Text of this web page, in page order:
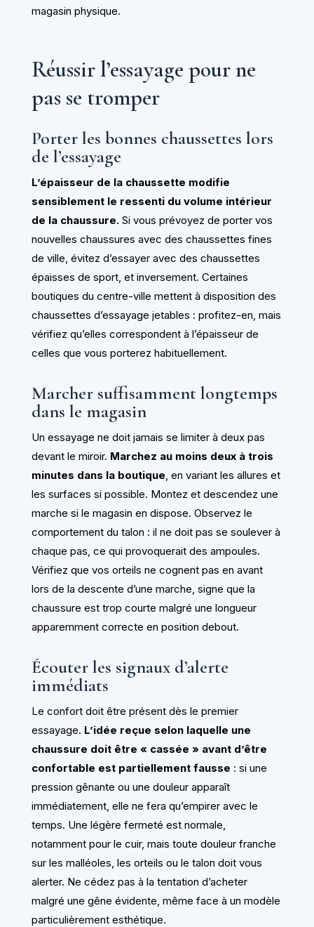
magasin physique.
Réussir l’essayage pour ne
pas se tromper
Porter les bonnes chaussettes lors
de l’essayage
L’épaisseur de la chaussette modifie
sensiblement le ressenti du volume intérieur
de la chaussure.Si vous prévoyez de porter vos
nouvelles chaussures avec des chaussettes fines
de ville, évitez d’essayer avec des chaussettes
épaisses de sport, et inversement. Certaines
boutiques du centre-ville mettent à disposition des
chaussettes d’essayage jetables : profitez-en, mais
vérifiez qu’elles correspondent à l’épaisseur de
celles que vous porterez habituellement.
Marcher suffisamment longtemps
dans le magasin
Un essayage ne doit jamais se limiter à deux pas
devant le miroir. Marchez au moins deux à trois
minutes dans la boutique , en variant les allures et
les surfaces si possible. Montez et descendez une
marche si le magasin en dispose. Observez le
comportement du talon : il ne doit pas se soulever à
chaque pas, ce qui provoquerait des ampoules.
Vérifiez que vos orteils ne cognent pas en avant
lors de la descente d’une marche, signe que la
chaussure est trop courte malgré une longueur
apparemment correcte en position debout.
Écouter les signaux d’alerte
immédiats
Le confort doit être présent dès le premier
essayage. L’idée reçue selon laquelle une
chaussure doit être « cassée » avant d’être
confortable est partiellement fausse : si une
pression gênante ou une douleur apparaît
immédiatement, elle ne fera qu’empirer avec le
temps. Une légère fermeté est normale,
notamment pour le cuir, mais toute douleur franche
sur les malléoles, les orteils ou le talon doit vous
alerter. Ne cédez pas à la tentation d’acheter
malgré une gêne évidente, même face à un modèle
particulièrement esthétique.